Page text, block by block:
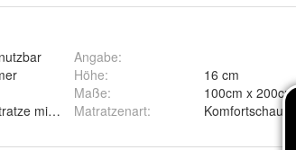
Angabe:
mit zwei Härtegraden H2 und H3
Höhe:
16 cm
Maße:
100cm x 200cm
Matratzenart: Komfortschaum